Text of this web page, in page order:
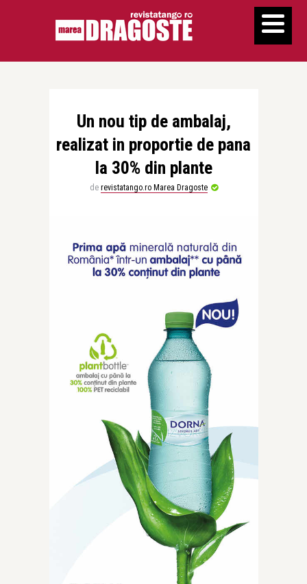
Un nou tip de ambalaj,
realizat in proportie de pana
la 30% din plante
de revistatango.ro Marea Dragoste